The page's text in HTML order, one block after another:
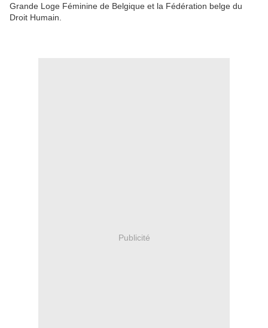
Grande Loge Féminine de Belgique et la Fédération belge du
Droit Humain.
Publicité